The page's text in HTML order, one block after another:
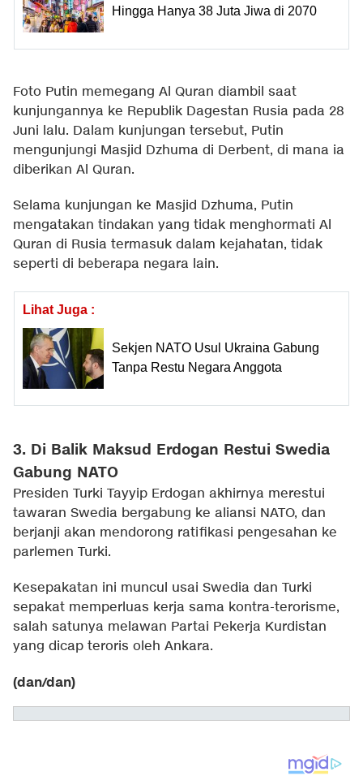
Hingga Hanya 38 Juta Jiwa di 2070
Foto Putin memegang Al Quran diambil saat
kunjungannya ke Republik Dagestan Rusia pada 28
Juni lalu. Dalam kunjungan tersebut, Putin
mengunjungi Masjid Dzhuma di Derbent, di mana ia
diberikan Al Quran.
Selama kunjungan ke Masjid Dzhuma, Putin
mengatakan tindakan yang tidak menghormati Al
Quran di Rusia termasuk dalam kejahatan, tidak
seperti di beberapa negara lain.
Lihat Juga :
Sekjen NATO Usul Ukraina Gabung
Tanpa Restu Negara Anggota
3. Di Balik Maksud Erdogan Restui Swedia
Gabung NATO
Presiden Turki Tayyip Erdogan akhirnya merestui
tawaran Swedia bergabung ke aliansi NATO, dan
berjanji akan mendorong ratifikasi pengesahan ke
parlemen Turki.
Kesepakatan ini muncul usai Swedia dan Turki
sepakat memperluas kerja sama kontra-terorisme,
salah satunya melawan Partai Pekerja Kurdistan
yang dicap teroris oleh Ankara.
(dan/dan)